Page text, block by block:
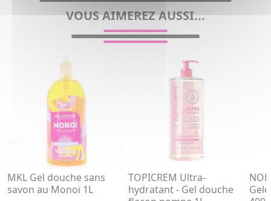
VOUS AIMEREZ AUSSI...
MKL Gel douche sans
savon au Monoï 1L
TOPICREM Ultra-
hydratant - Gel douche